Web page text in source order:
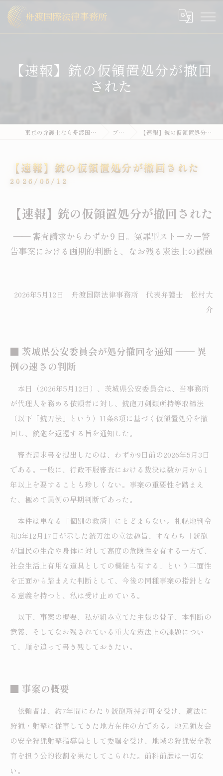
【速報】銃の仮領置処分が撤回
された
東京の弁護士なら舟渡国際法律事務所 ブログ 【速報】銃の仮領置処分が撤回された
【速報】銃の仮領置処分が撤回された
2026/05/12
【速報】銃の仮領置処分が撤回された
―― 審査請求からわずか９日。冤罪型ストーカー警
告事案における画期的判断と、なお残る憲法上の課題
2026年5月12日 舟渡国際法律事務所 代表弁護士 松村大
介
■ 茨城県公安委員会が処分撤回を通知 ―― 異
例の速さの判断
本日（2026年5月12日）、茨城県公安委員会は、当事務所
が代理人を務める依頼者に対し、銃砲刀剣類所持等取締法
（以下「銃刀法」という）11条8項に基づく仮領置処分を撤
回し、銃砲を返還する旨を通知した。
審査請求書を提出したのは、わずか9日前の2026年5月3日
である。一般に、行政不服審査における裁決は数か月から1
年以上を要することも珍しくない。事案の重要性を踏まえ
た、極めて異例の早期判断であった。
本件は単なる「個別の救済」にとどまらない。札幌地判令
和3年12月17日が示した銃刀法の立法趣旨、すなわち「銃砲
が国民の生命や身体に対して高度の危険性を有する一方で、
社会生活上有用な道具としての機能も有する」という二面性
を正面から踏まえた判断として、今後の同種事案の指針とな
る意義を持つと、私は受け止めている。
以下、事案の概要、私が組み立てた主張の骨子、本判断の
意義、そしてなお残されている重大な憲法上の課題につい
て、順を追って書き残しておきたい。
■ 事案の概要
依頼者は、約7年間にわたり銃砲所持許可を受け、適法に
狩猟・射撃に従事してきた地方在住の方である。地元猟友会
の安全狩猟射撃指導員として委嘱を受け、地域の狩猟安全教
育を担う公的役割を果たしてこられた。前科前歴は一切な
い。